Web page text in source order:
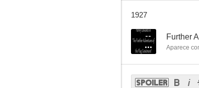
1927
-- Further
Aparece